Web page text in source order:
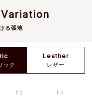
る張地
ック
Leather
レザー
F2 F3